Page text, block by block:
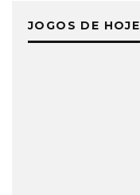
JOGOS DE HOJE